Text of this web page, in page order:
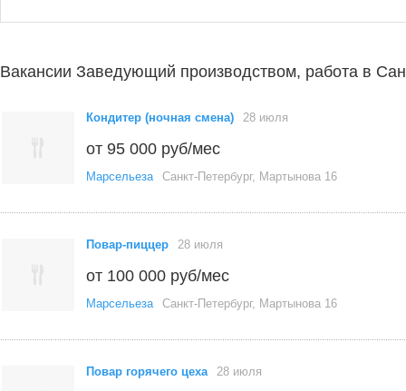
Вакансии Заведующий производством, работа в
Кондитер (ночная смена) 28 июля
от 95 000 руб/мес
Марсельеза Санкт-Петербург, Мартынова 16
Повар-пиццер 28 июля
от 100 000 руб/мес
Марсельеза Санкт-Петербург, Мартынова 16
Повар горячего цеха 28 июля